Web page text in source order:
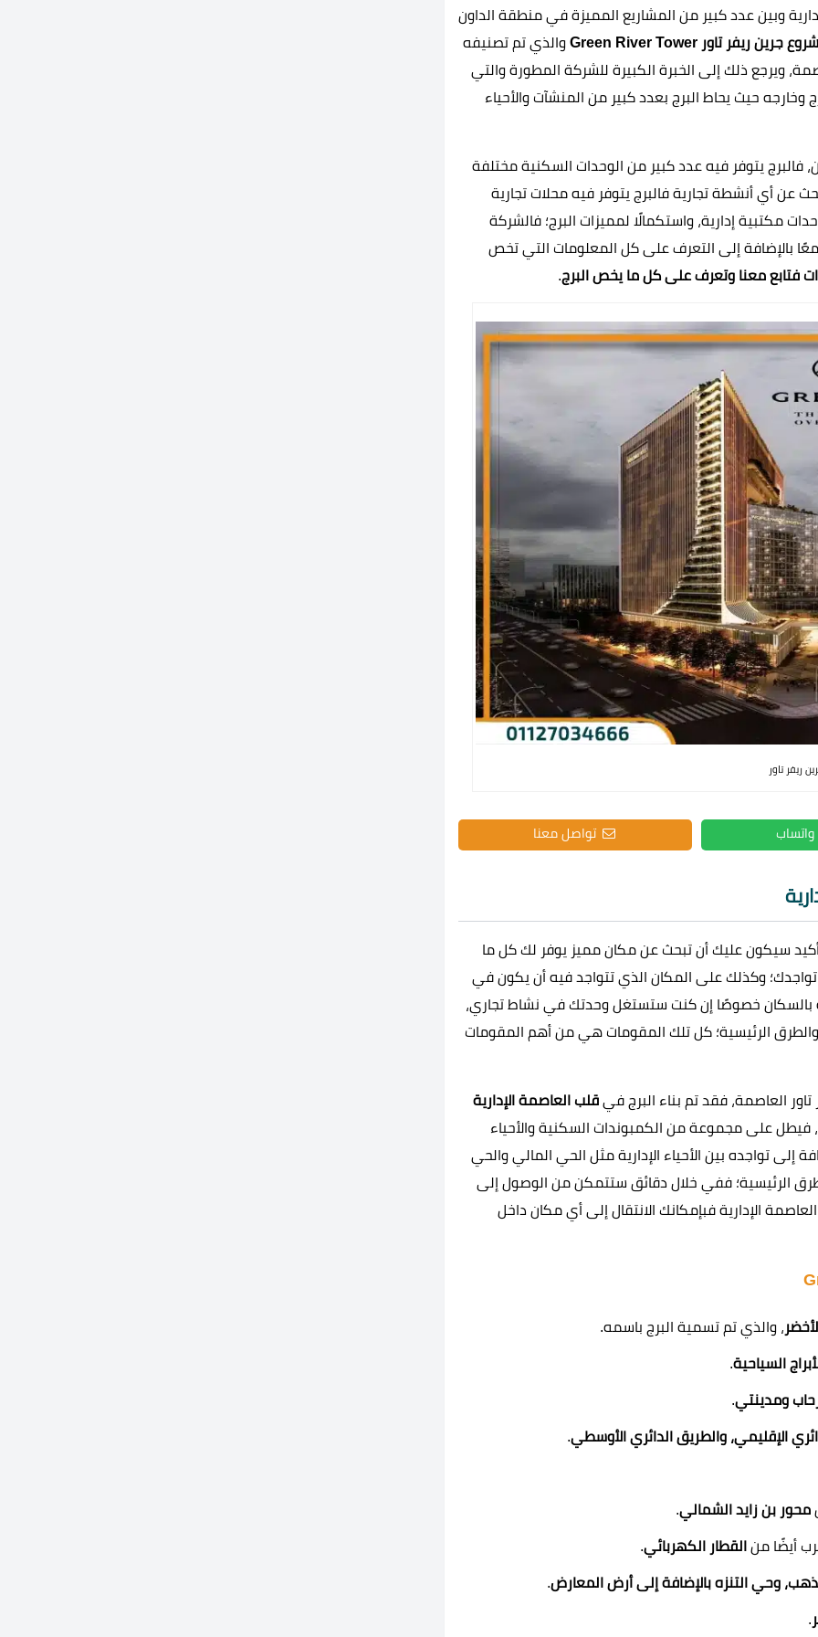
وبين عدد كبير من المشاريع المميزة في منطقة الداون
جرين ريفر تاور Green River Tower
والذي تم تصنيفه
ويرجع ذلك إلى الخبرة الكبيرة للشركة المطورة والتي
حيث يحاط البرج بعدد كبير من المنشآت والأحياء
فالبرج يتوفر فيه عدد كبير من الوحدات السكنية مختلفة
عن أي أنشطة تجارية فالبرج يتوفر فيه محلات تجارية
مكتبية إدارية، واستكمالًا لمميزات البرج؛ فالشركة
بالإضافة إلى التعرف على كل المعلومات التي تخص
فتابع معنا وتعرف على كل ما يخص البرج.
ريفر تاور
واتساب تواصل معنا
سيكون عليك أن تبحث عن مكان مميز يوفر لك كل ما
وكذلك على المكان الذي تتواجد فيه أن يكون في
بالسكان خصوصًا إن كنت ستستغل وحدتك في نشاط تجاري،
الرئيسية؛ كل تلك المقومات هي من أهم المقومات
العاصمة، فقد تم بناء البرج في قلب العاصمة الإدارية
، فيطل على مجموعة من الكمبوندات السكنية والأحياء
إلى تواجده بين الأحياء الإدارية مثل الحي المالي والحي
الرئيسية؛ ففي خلال دقائق ستتمكن من الوصول إلى
الإدارية فبإمكانك الانتقال إلى أي مكان داخل
، والذي تم تسمية البرج باسمه.
السياحية.
ومدينتي.
الإقليمي، والطريق الدائري الأوسطي.
محور بن زايد الشمالي.
أيضًا من القطار الكهربائي.
وحي التنزه بالإضافة إلى أرض المعارض.
.